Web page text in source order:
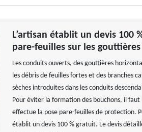
L’artisan établit un devis 100
pare-feuilles sur les gouttières
Les conduits ouverts, des gouttières
les débris de feuilles fortes et des branches
sèches introduites dans les conduits
Pour éviter la formation des bouchons, il
effectue la pose pare-feuilles de protection.
établit un devis 100 % gratuit. Le devis